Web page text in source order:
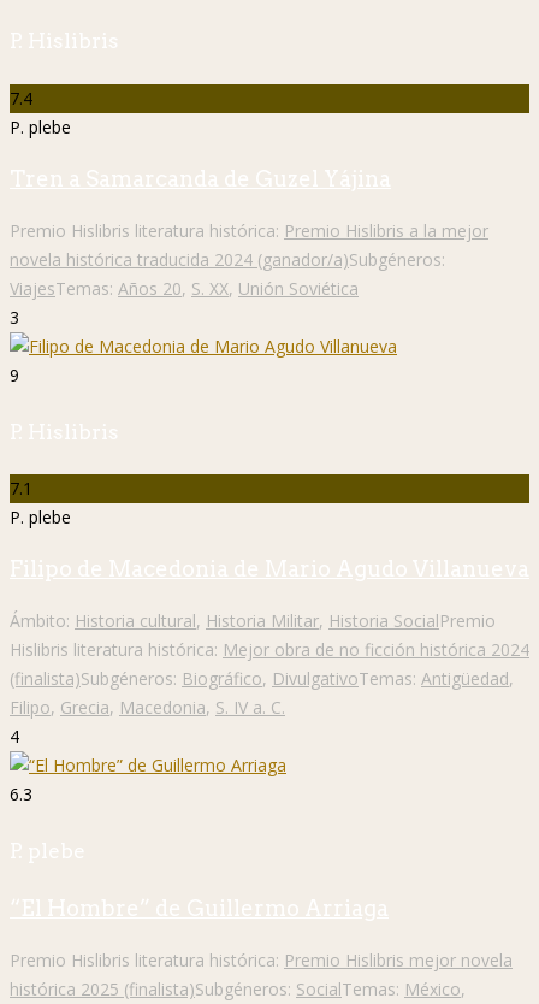
P. Hislibris
7.4
P. plebe
Tren a Samarcanda de Guzel Yájina
Premio Hislibris literatura histórica: Premio Hislibris a la mejor
novela histórica traducida 2024 (ganador/a)Subgéneros:
ViajesTemas: Años 20, S. XX, Unión Soviética
3
9
P. Hislibris
7.1
P. plebe
Filipo de Macedonia de Mario Agudo Villanueva
Ámbito: Historia cultural, Historia Militar, Historia SocialPremio
Hislibris literatura histórica: Mejor obra de no ficción histórica 2024
(finalista)Subgéneros: Biográfico, DivulgativoTemas: Antigüedad,
Filipo, Grecia, Macedonia, S. IV a. C.
4
6.3
P. plebe
“El Hombre” de Guillermo Arriaga
Premio Hislibris literatura histórica: Premio Hislibris mejor novela
histórica 2025 (finalista)Subgéneros: SocialTemas: México,